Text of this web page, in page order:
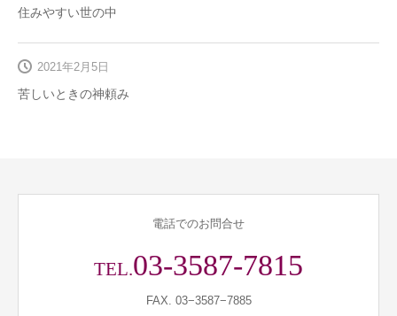
住みやすい世の中
苦しいときの神頼み
2021年2月5日
電話でのお問合せ
TEL.03-3587-7815
FAX. 03−3587−7885